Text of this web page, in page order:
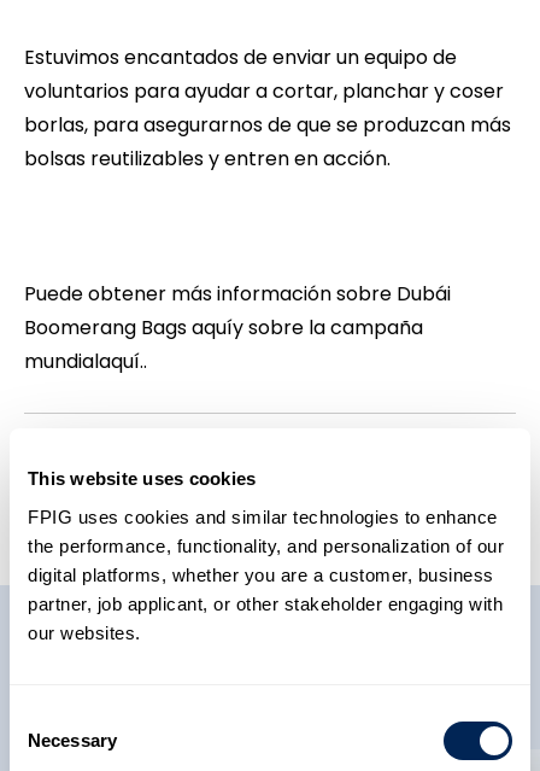
This website uses cookies
FPIG uses cookies and similar technologies to enhance
the performance, functionality, and personalization of our
digital platforms, whether you are a customer, business
partner, job applicant, or other stakeholder engaging with
our websites.
Selection
Necessary
Estuvimos encantados de enviar un equipo de
voluntarios para ayudar a cortar, planchar y coser
borlas, para asegurarnos de que se produzcan más
bolsas reutilizables y entren en acción.
Puede obtener más información sobre Dubái
Boomerang Bagsaquíy sobre la campaña
mundialaquí..
Share This Article